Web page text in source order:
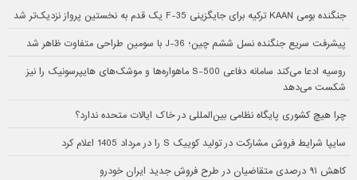
جنگنده بومی KAAN ترکیه برای جایگزینی F-35 یک قدم به نخستین پرواز نزدیک‌تر شد
پیشرفت سریع جنگنده نسل ششم چین؛ J-36 با سومین طراحی متفاوت ظاهر شد
روسیه ادعا می‌کند سامانه دفاعی S-500 ماهواره‌ها و موشک‌های هایپرسونیک را نیز
شکست می‌دهد
چرا هیچ کشوری پایگاه نظامی بین‌المللی در خاک ایالات متحده ندارد؟
سایپا شرایط فروش مشارکت در تولید کوییک S را در مرداد 1405 اعلام کرد
کاهش ۹۱ درصدی متقاضیان در طرح فروش جدید ایران خودرو